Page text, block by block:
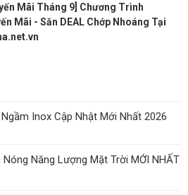
Mãi Tháng 9] Chương Trình
Mãi - Săn DEAL Chớp Nhoáng Tại
Inox Cập Nhật Mới Nhất 2026
Năng Lượng Mặt Trời MỚI NHẤT